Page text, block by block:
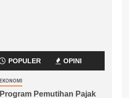
POPULER OPINI
EKONOMI
Program Pemutihan Pajak